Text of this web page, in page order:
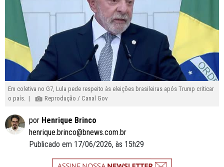
Em coletiva no G7, Lula pede respeito às eleições brasileiras após Trump criticar
o país. |
Reprodução / Canal Gov
por Henrique Brinco
henrique.brinco@bnews.com.br
Publicado em 17/06/2026, às 15h29